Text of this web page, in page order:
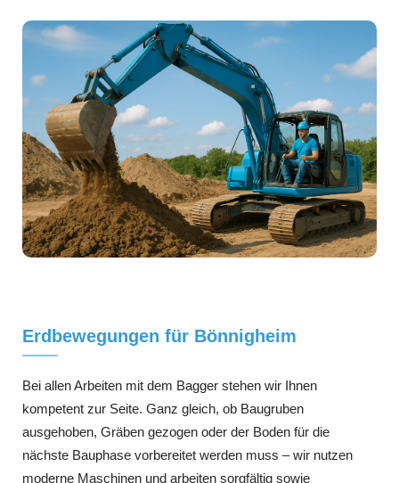
Erdbewegungen für Bönnigheim
Bei allen Arbeiten mit dem Bagger stehen wir Ihnen
kompetent zur Seite. Ganz gleich, ob Baugruben
ausgehoben, Gräben gezogen oder der Boden für die
nächste Bauphase vorbereitet werden muss – wir nutzen
moderne Maschinen und arbeiten sorgfältig sowie